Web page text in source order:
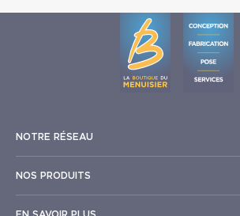
NOTRE RÉSEAU
NOS PRODUITS